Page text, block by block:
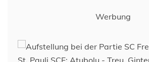
Werbung